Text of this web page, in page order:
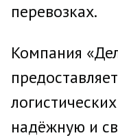
перевозках.
Компания
надёжную и